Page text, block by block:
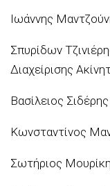
Ιωάννης
Σπυρίδων
Διαχείρισης
Βασίλειος
Κωνσταντίνος
Σωτήριος